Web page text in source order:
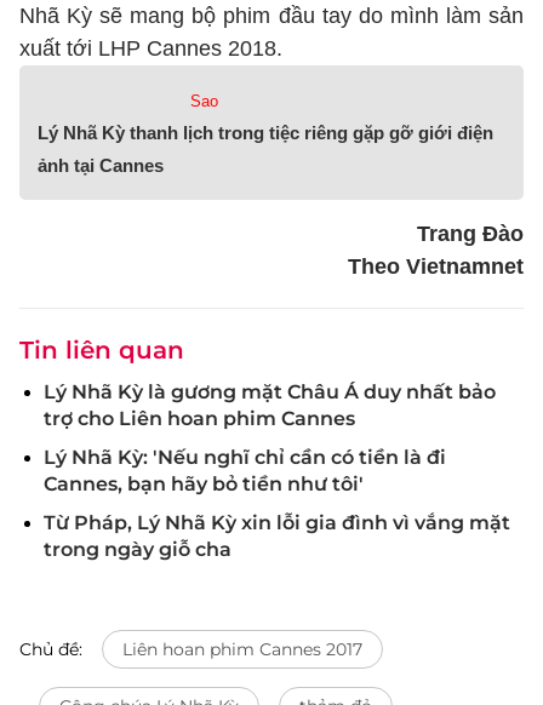
Nhã Kỳ sẽ mang bộ phim đầu tay do mình làm sản
xuất tới LHP Cannes 2018.
Sao
Lý Nhã Kỳ thanh lịch trong tiệc riêng gặp gỡ giới điện
ảnh tại Cannes
Trang Đào
Theo Vietnamnet
Tin liên quan
Lý Nhã Kỳ là gương mặt Châu Á duy nhất bảo
trợ cho Liên hoan phim Cannes
Lý Nhã Kỳ: 'Nếu nghĩ chỉ cần có tiền là đi
Cannes, bạn hãy bỏ tiền như tôi'
Từ Pháp, Lý Nhã Kỳ xin lỗi gia đình vì vắng mặt
trong ngày giỗ cha
Chủ đề: Liên hoan phim Cannes 2017